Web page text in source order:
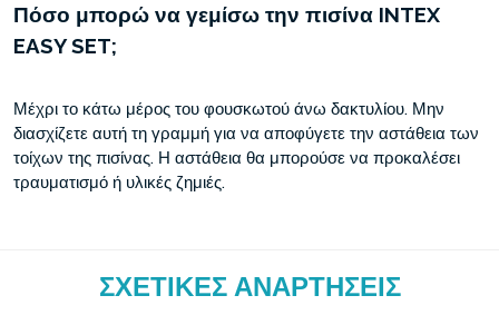
Πόσο μπορώ να γεμίσω την πισίνα INTEX
EASY SET;
Μέχρι το κάτω μέρος του φουσκωτού άνω δακτυλίου. Μην
διασχίζετε αυτή τη γραμμή για να αποφύγετε την αστάθεια των
τοίχων της πισίνας. Η αστάθεια θα μπορούσε να προκαλέσει
τραυματισμό ή υλικές ζημιές.
ΣΧΕΤΙΚΈΣ ΑΝΑΡΤΉΣΕΙΣ